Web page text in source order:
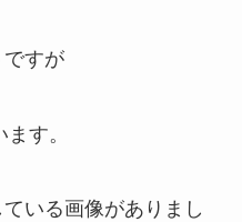
すが
す。
いる画像がありまし